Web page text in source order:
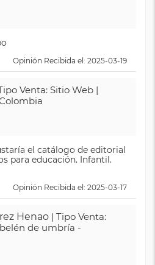
Opinión Recibida el: 2025-03-19
Venta: Sitio Web |
el catálogo de editorial
para educación. Infantil.
Opinión Recibida el: 2025-03-17
Henao | Tipo Venta:
de umbría -